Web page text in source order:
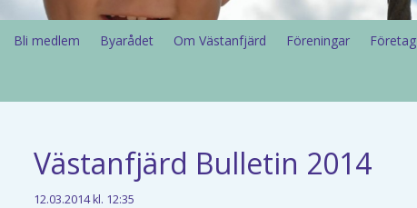
Bli medlem Byarådet Om Västanfjärd Föreningar Företag
Västanfjärd Bulletin 2014
12.03.2014kl. 12:35